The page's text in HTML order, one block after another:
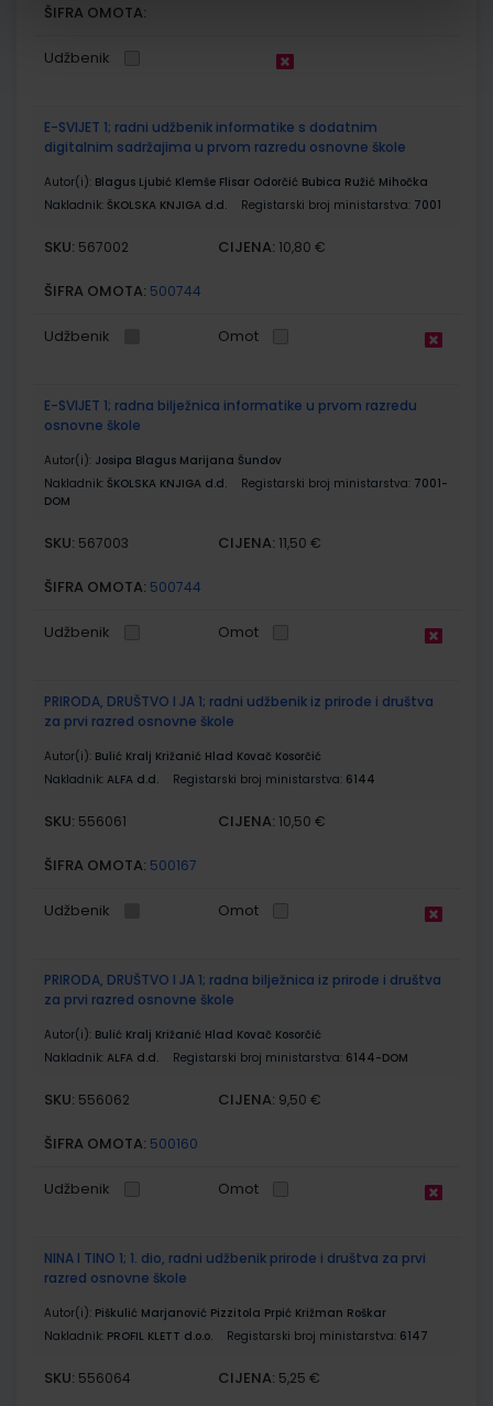
ŠIFRA OMOTA:
Udžbenik
E-SVIJET 1; radni udžbenik informatike s dodatnim
digitalnim sadržajima u prvom razredu osnovne škole
Autor(i): Blagus Ljubić Klemše Flisar Odorčić Bubica Ružić Mihočka
Nakladnik: ŠKOLSKA KNJIGA d.d. Registarski broj ministarstva: 7001
SKU: 567002 CIJENA: 10,80 €
ŠIFRA OMOTA: 500744
Udžbenik Omot
E-SVIJET 1; radna bilježnica informatike u prvom razredu
osnovne škole
Autor(i): Josipa Blagus Marijana Šundov
Nakladnik: ŠKOLSKA KNJIGA d.d. Registarski broj ministarstva: 7001-
DOM
SKU: 567003 CIJENA: 11,50 €
ŠIFRA OMOTA: 500744
Udžbenik Omot
PRIRODA, DRUŠTVO I JA 1; radni udžbenik iz prirode i društva
za prvi razred osnovne škole
Autor(i): Bulić Kralj Križanić Hlad Kovač Kosorčić
Nakladnik: ALFA d.d. Registarski broj ministarstva: 6144
SKU: 556061 CIJENA: 10,50 €
ŠIFRA OMOTA: 500167
Udžbenik Omot
PRIRODA, DRUŠTVO I JA 1; radna bilježnica iz prirode i društva
za prvi razred osnovne škole
Autor(i): Bulić Kralj Križanić Hlad Kovač Kosorčić
Nakladnik: ALFA d.d. Registarski broj ministarstva: 6144-DOM
SKU: 556062 CIJENA: 9,50 €
ŠIFRA OMOTA: 500160
Udžbenik Omot
NINA I TINO 1; 1. dio, radni udžbenik prirode i društva za prvi
razred osnovne škole
Autor(i): Piškulić Marjanović Pizzitola Prpić Križman Roškar
Nakladnik: PROFIL KLETT d.o.o. Registarski broj ministarstva: 6147
SKU: 556064 CIJENA: 5,25 €